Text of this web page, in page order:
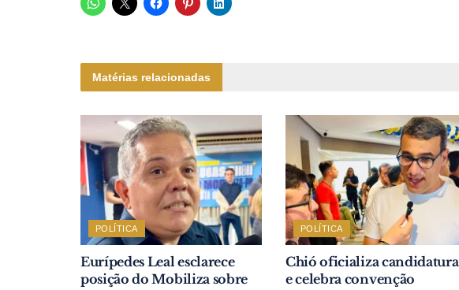
Matérias relacionadas
POLÍTICA
Eurípedes Leal esclarece
posição do Mobiliza sobre
POLÍTICA
Chió oficializa candidatura
e celebra convenção